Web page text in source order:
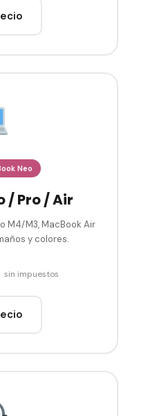
Neo
/ Pro / Air
M4/M3, MacBook Air
y colores.
sin impuestos